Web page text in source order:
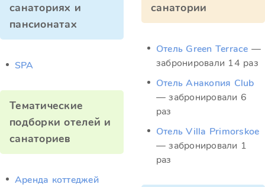
санаториях и
пансионатах
SPA
Тематические
подборки отелей и
санаториев
Аренда коттеджей
санатории
Отель Green Terrace —
забронировали 14 раз
Отель Анакопия Club
— забронировали 6
раз
Отель Villa Primorskoe
— забронировали 1
раз